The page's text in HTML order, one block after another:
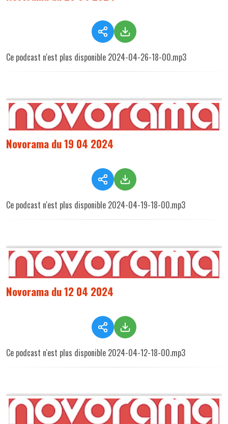
Ce podcast n'est plus disponible 2024-04-26-18-00.mp3
Novorama du 19 04 2024
Ce podcast n'est plus disponible 2024-04-19-18-00.mp3
Novorama du 12 04 2024
Ce podcast n'est plus disponible 2024-04-12-18-00.mp3